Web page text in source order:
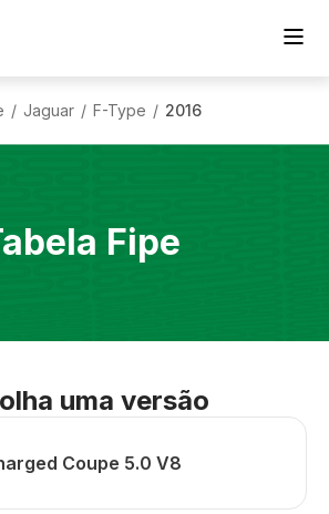
/ Jaguar / F-Type / 2016
Fipe
uma versão
Coupe 5.0 V8